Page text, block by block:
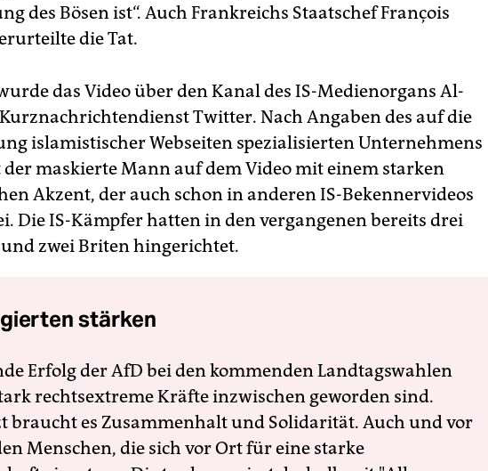
des Bösen ist“. Auch Frankreichs Staatschef François
die Tat.
das Video über den Kanal des IS-Medienorgans Al-
Twitter. Nach Angaben des auf die
islamistischer Webseiten spezialisierten Unternehmens
der maskierte Mann auf dem Video mit einem starken
Akzent, der auch schon in anderen IS-Bekennervideos
Die IS-Kämpfer hatten in den vergangenen bereits drei
zwei Briten hingerichtet.
stärken
Erfolg der AfD bei den kommenden Landtagswahlen
rechtsextreme Kräfte inzwischen geworden sind.
braucht es Zusammenhalt und Solidarität. Auch und vor
Menschen, die sich vor Ort für eine starke